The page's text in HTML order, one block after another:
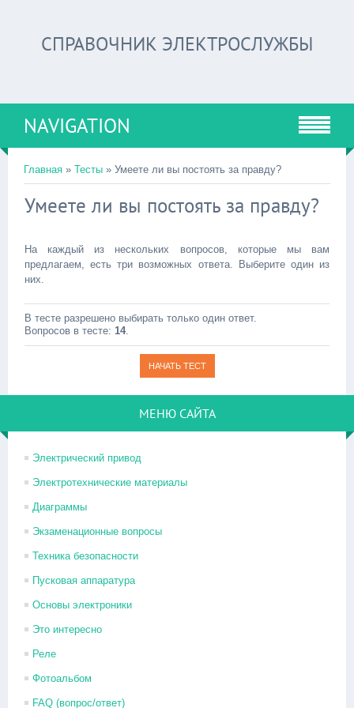
СПРАВОЧНИК ЭЛЕКТРОСЛУЖБЫ
NAVIGATION
Главная » Тесты » Умеете ли вы постоять за правду?
Умеете ли вы постоять за правду?
На каждый из нескольких вопросов, которые мы вам
предлагаем, есть три возможных ответа. Выберите один из
них.
В тесте разрешено выбирать только один ответ.
Вопросов в тесте: 14.
МЕНЮ САЙТА
Электрический привод
Электротехнические материалы
Диаграммы
Экзаменационные вопросы
Техника безопасности
Пусковая аппаратура
Основы электроники
Это интересно
Реле
Фотоальбом
FAQ (вопрос/ответ)